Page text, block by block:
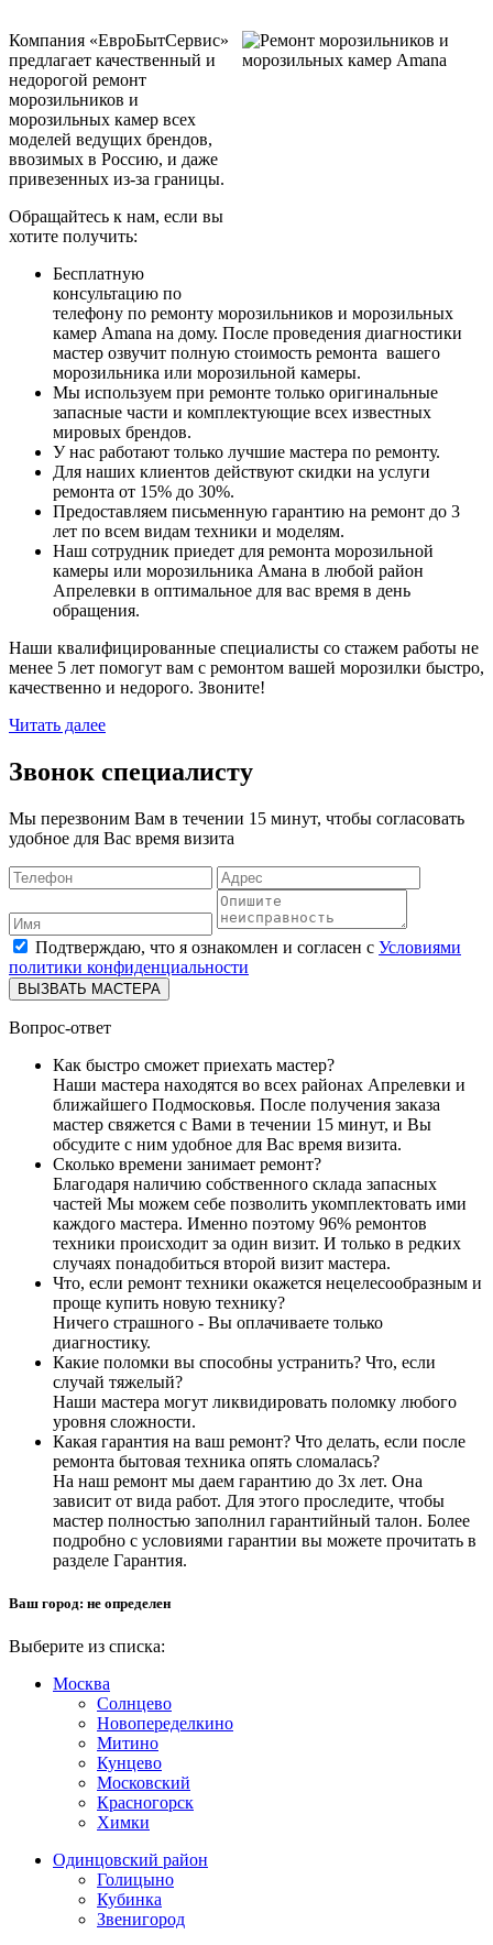
Компания «ЕвроБытСервис»
предлагает качественный и
недорогой ремонт
морозильников и
морозильных камер всех
моделей ведущих брендов,
ввозимых в Россию, и даже
привезенных из-за границы.
Обращайтесь к нам, если вы
хотите получить:
Бесплатную
консультацию по
телефону по ремонту морозильников и морозильных
камер Amana на дому. После проведения диагностики
мастер озвучит полную стоимость ремонта вашего
морозильника или морозильной камеры.
Мы используем при ремонте только оригинальные
запасные части и комплектующие всех известных
мировых брендов.
У нас работают только лучшие мастера по ремонту.
Для наших клиентов действуют скидки на услуги
ремонта от 15% до 30%.
Предоставляем письменную гарантию на ремонт до 3
лет по всем видам техники и моделям.
Наш сотрудник приедет для ремонта морозильной
камеры или морозильника Амана в любой район
Апрелевки в оптимальное для вас время в день
обращения.
Наши квалифицированные специалисты со стажем работы не
менее 5 лет помогут вам с ремонтом вашей морозилки быстро,
качественно и недорого. Звоните!
Читать далее
Звонок специалисту
Мы перезвоним Вам в течении 15 минут, чтобы согласовать
удобное для Вас время визита
Подтверждаю, что я ознакомлен и согласен с Условиями
политики конфиденциальности
ВЫЗВАТЬ МАСТЕРА
Вопрос-ответ
Как быстро сможет приехать мастер?
Наши мастера находятся во всех районах Апрелевки и
ближайшего Подмосковья. После получения заказа
мастер свяжется с Вами в течении 15 минут, и Вы
обсудите с ним удобное для Вас время визита.
Сколько времени занимает ремонт?
Благодаря наличию собственного склада запасных
частей Мы можем себе позволить укомплектовать ими
каждого мастера. Именно поэтому 96% ремонтов
техники происходит за один визит. И только в редких
случаях понадобиться второй визит мастера.
Что, если ремонт техники окажется нецелесообразным и
проще купить новую технику?
Ничего страшного - Вы оплачиваете только
диагностику.
Какие поломки вы способны устранить? Что, если
случай тяжелый?
Наши мастера могут ликвидировать поломку любого
уровня сложности.
Какая гарантия на ваш ремонт? Что делать, если после
ремонта бытовая техника опять сломалась?
На наш ремонт мы даем гарантию до 3х лет. Она
зависит от вида работ. Для этого проследите, чтобы
мастер полностью заполнил гарантийный талон. Более
подробно с условиями гарантии вы можете прочитать в
разделе Гарантия.
Ваш город: не определен
Выберите из списка:
Москва
Солнцево
Новопеределкино
Митино
Кунцево
Московский
Красногорск
Химки
Одинцовский район
Голицыно
Кубинка
Звенигород